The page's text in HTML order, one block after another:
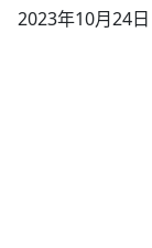
2023年10月24日